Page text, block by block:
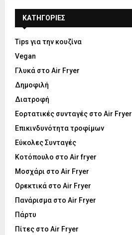
KΑΤΗΓΟΡΊΕΣ
Tips για την κουζίνα
Vegan
Γλυκά στο Air Fryer
Δημοφιλή
Διατροφή
Εορτατικές συνταγές στο Air Fryer
Επικινδυνότητα τροφίμων
Εύκολες Συνταγές
Κοτόπουλο στο Air fryer
Μοσχάρι στο Air Fryer
Ορεκτικά στο Air Fryer
Πανάρισμα στο Air Fryer
Πάρτυ
Πίτες στο Air Fryer